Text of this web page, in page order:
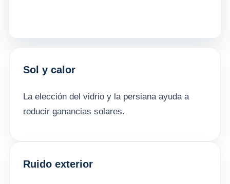
Sol y calor
La elección del vidrio y la persiana ayuda a
reducir ganancias solares.
Ruido exterior